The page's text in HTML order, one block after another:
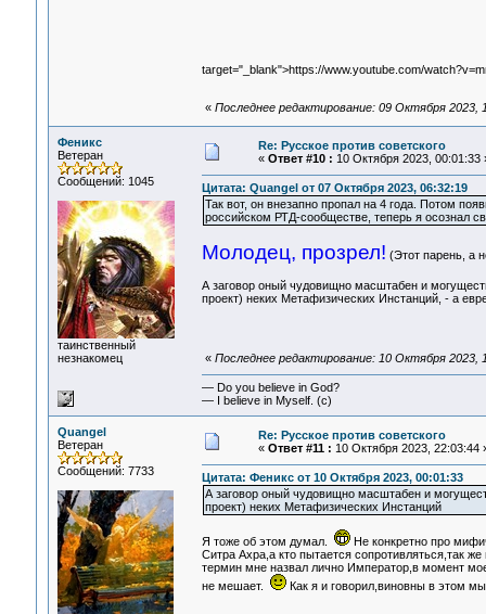
target="_blank">https://www.youtube.com/
« Последнее редактирование: 09 Октября 2023,
Феникс
Ветеран
Сообщений: 1045
таинственный
незнакомец
Re: Русское против советского
« Ответ #10 : 10 Октября 2023, 00:01:33
Цитата: Quangel от 07 Октября 2023, 06:32:19
Так вот, он внезапно пропал на 4 года. Потом
российском РТД-сообществе, теперь я осознал
Молодец, прозрел! (Этот парень, а
А заговор оный чудовищно масштабен и
проект) неких Метафизических Инстанций, - а
« Последнее редактирование: 10 Октября 2023,
— Do you believe in God?
— I believe in Myself. (c)
Quangel
Ветеран
Сообщений: 7733
Re: Русское против советского
« Ответ #11 : 10 Октября 2023, 22:03:44
Цитата: Феникс от 10 Октября 2023, 00:01:33
А заговор оный чудовищно масштабен и
проект) неких Метафизических Инстанций
Я тоже об этом думал.
Не конкретно про
Ситра Ахра,а кто пытается сопротивляться,так
термин мне назвал лично Император,в момент
не мешает.
Как я и говорил,виновны в этом